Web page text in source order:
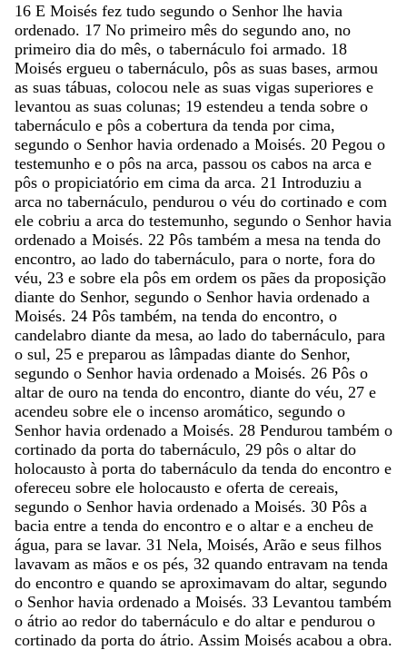
16 E Moisés fez tudo segundo o Senhor lhe havia
ordenado. 17 No primeiro mês do segundo ano, no
primeiro dia do mês, o tabernáculo foi armado. 18
Moisés ergueu o tabernáculo, pôs as suas bases, armou
as suas tábuas, colocou nele as suas vigas superiores e
levantou as suas colunas; 19 estendeu a tenda sobre o
tabernáculo e pôs a cobertura da tenda por cima,
segundo o Senhor havia ordenado a Moisés. 20 Pegou o
testemunho e o pôs na arca, passou os cabos na arca e
pôs o propiciatório em cima da arca. 21 Introduziu a
arca no tabernáculo, pendurou o véu do cortinado e com
ele cobriu a arca do testemunho, segundo o Senhor havia
ordenado a Moisés. 22 Pôs também a mesa na tenda do
encontro, ao lado do tabernáculo, para o norte, fora do
véu, 23 e sobre ela pôs em ordem os pães da proposição
diante do Senhor, segundo o Senhor havia ordenado a
Moisés. 24 Pôs também, na tenda do encontro, o
candelabro diante da mesa, ao lado do tabernáculo, para
o sul, 25 e preparou as lâmpadas diante do Senhor,
segundo o Senhor havia ordenado a Moisés. 26 Pôs o
altar de ouro na tenda do encontro, diante do véu, 27 e
acendeu sobre ele o incenso aromático, segundo o
Senhor havia ordenado a Moisés. 28 Pendurou também o
cortinado da porta do tabernáculo, 29 pôs o altar do
holocausto à porta do tabernáculo da tenda do encontro e
ofereceu sobre ele holocausto e oferta de cereais,
segundo o Senhor havia ordenado a Moisés. 30 Pôs a
bacia entre a tenda do encontro e o altar e a encheu de
água, para se lavar. 31 Nela, Moisés, Arão e seus filhos
lavavam as mãos e os pés, 32 quando entravam na tenda
do encontro e quando se aproximavam do altar, segundo
o Senhor havia ordenado a Moisés. 33 Levantou também
o átrio ao redor do tabernáculo e do altar e pendurou o
cortinado da porta do átrio. Assim Moisés acabou a obra.